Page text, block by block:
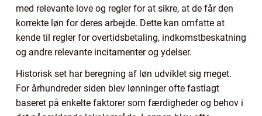
med relevante love og regler for at sikre, at de får den
korrekte løn for deres arbejde. Dette kan omfatte at
kende til regler for overtidsbetaling, indkomstbeskatning
og andre relevante incitamenter og ydelser.
Historisk set har beregning af løn udviklet sig meget.
For århundreder siden blev lønninger ofte fastlagt
baseret på enkelte faktorer som færdigheder og behov i